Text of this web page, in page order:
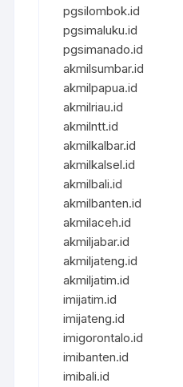
pgsilombok.id
pgsimaluku.id
pgsimanado.id
akmilsumbar.id
akmilpapua.id
akmilriau.id
akmilntt.id
akmilkalbar.id
akmilkalsel.id
akmilbali.id
akmilbanten.id
akmilaceh.id
akmiljabar.id
akmiljateng.id
akmiljatim.id
imijatim.id
imijateng.id
imigorontalo.id
imibanten.id
imibali.id